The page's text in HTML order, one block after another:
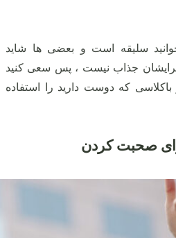
سلیقه است و بعضی‌ ها شاید
جذاب نیست ، پس سعی کنید
که دوست دارید را استفاده
صحبت کردن